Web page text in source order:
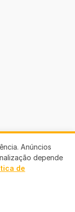
Anúncios
depende
de